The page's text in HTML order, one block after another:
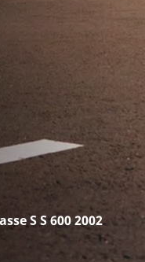
S S 600 2002